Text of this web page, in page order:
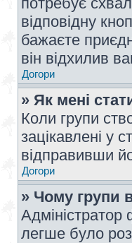
відповідну
бажаєте
він відхилив
Догори
» Як мені
Коли групи
зацікавлені у
відправивши
Догори
» Чому групи
легше було